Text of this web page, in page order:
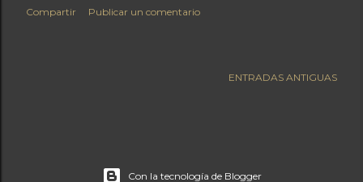
Compartir Publicar un comentario
ENTRADAS ANTIGUAS
Con la tecnología de Blogger